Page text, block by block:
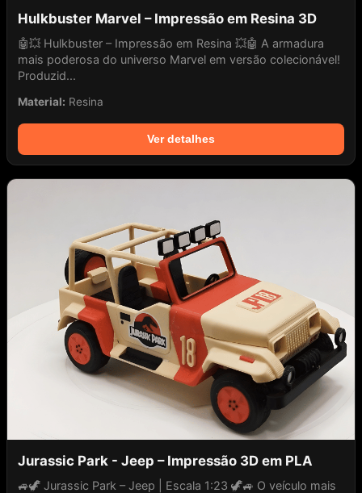
Hulkbuster Marvel – Impressão em Resina 3D
🤖💥 Hulkbuster – Impressão em Resina 💥🤖 A armadura
mais poderosa do universo Marvel em versão colecionável!
Produzid...
Material: Resina
Ver detalhes
Jurassic Park - Jeep – Impressão 3D em PLA
🚙🦖 Jurassic Park – Jeep | Escala 1:23 🦖🚙 O veículo mais